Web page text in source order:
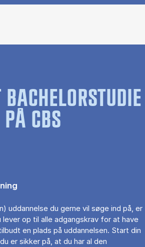
PÅ CBS
uddannelse du gerne vil søge ind på, er
op til alle adgangskrav for at have
en plads på uddannelsen. Start din
er sikker på, at du har al den